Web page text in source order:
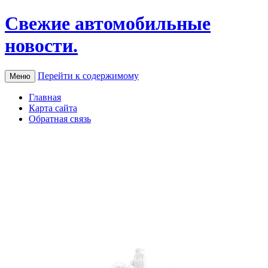
Свежие автомобильные
новости.
Меню Перейти к содержимому
Главная
Карта сайта
Обратная связь